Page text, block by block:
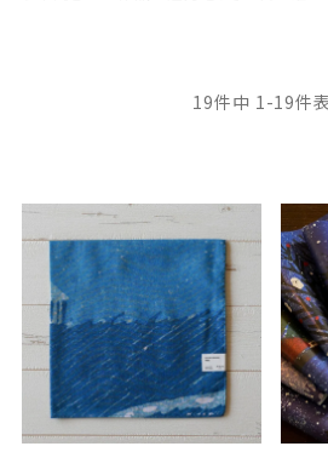
19件中 1-19件